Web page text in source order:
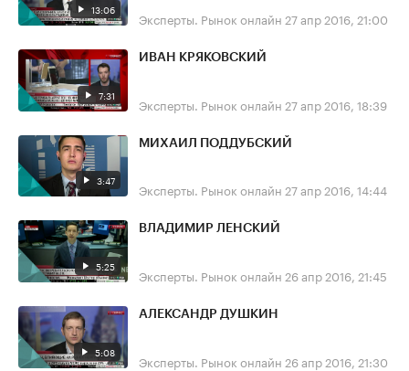
13:06 Эксперты. Рынок онлайн 27 апр 2016, 21:00
7:31
ИВАН КРЯКОВСКИЙ
Эксперты. Рынок онлайн 27 апр 2016, 18:39
3:47
МИХАИЛ ПОДДУБСКИЙ
Эксперты. Рынок онлайн 27 апр 2016, 14:44
5:25
ВЛАДИМИР ЛЕНСКИЙ
Эксперты. Рынок онлайн 26 апр 2016, 21:45
5:08
АЛЕКСАНДР ДУШКИН
Эксперты. Рынок онлайн 26 апр 2016, 21:30